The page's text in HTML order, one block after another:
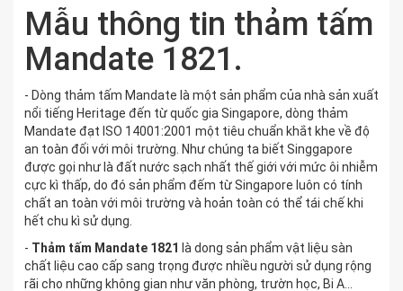
Mẫu thông tin thảm tấm
Mandate 1821.
- Dòng thảm tấm Mandate là một sản phẩm của nhà sản xuất
nổi tiếng Heritage đến từ quốc gia Singapore, dòng thảm
Mandate đạt ISO 14001:2001 một tiêu chuẩn khắt khe về độ
an toàn đối với môi trường. Như chúng ta biết Singgapore
được gọi như là đất nước sạch nhất thế giới với mức ôi nhiễm
cực kì thấp, do đó sản phẩm đếm từ Singapore luôn có tính
chất an toàn với môi trường và hoản toàn có thể tái chế khi
hết chu kì sử dụng.
- Thảm tấm Mandate 1821 là dong sản phẩm vật liệu sàn
chất liệu cao cấp sang trọng được nhiều người sử dụng rộng
rãi cho những không gian như văn phòng, trườn học, Bi A...